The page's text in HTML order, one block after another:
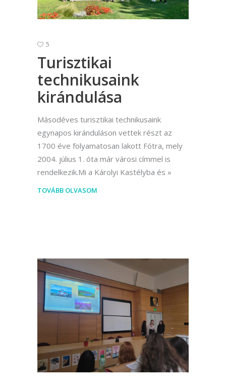
5
Turisztikai
technikusaink
kirándulása
Másodéves turisztikai technikusaink
egynapos kiránduláson vettek részt az
1700 éve folyamatosan lakott Fótra, mely
2004. július 1. óta már városi címmel is
rendelkezik.Mi a Károlyi Kastélyba és
TOVÁBB OLVASOM